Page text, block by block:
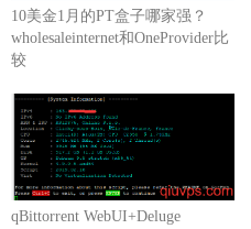
10美金1月的PT盒子哪家强？
wholesaleinternet和OneProvider比
较
qBittorrent WebUI+Deluge